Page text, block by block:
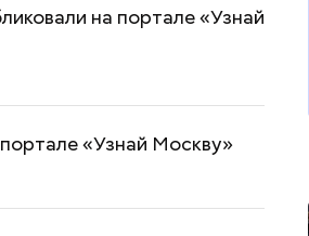
на портале «Узнай
«Узнай Москву»
Прохлада после жары: какой